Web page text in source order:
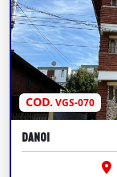
COD.VGS-070
DANOI